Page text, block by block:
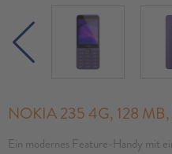
NOKIA 235 4G, 128 MB,
Ein modernes Feature-Handy mit